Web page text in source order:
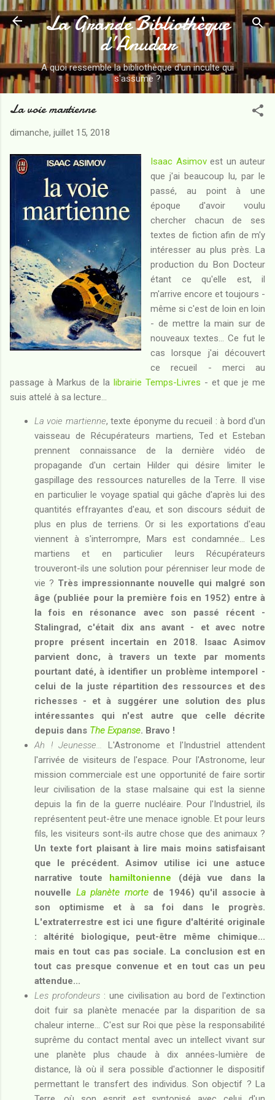
Accéder au contenu principal
La Grande Bibliothèque
d’Anudar
A quoi ressemble la bibliothèque d'un inculte qui
s'assume ?
La voie martienne
dimanche, juillet 15, 2018
Isaac Asimovest un auteur
que j'ai beaucoup lu, par le
passé, au point à une
époque d'avoir voulu
chercher chacun de ses
textes de fiction afin de m'y
intéresser au plus près. La
production du Bon Docteur
étant ce qu'elle est, il
m'arrive encore et toujours -
même si c'est de loin en loin
- de mettre la main sur de
nouveaux textes... Ce fut le
cas lorsque j'ai découvert
ce recueil - merci au
passage à Markus de la librairie Temps-Livres - et que je me
suis attelé à sa lecture...
La voie martienne, texte éponyme du recueil : à bord d'un
vaisseau de Récupérateurs martiens, Ted et Esteban
prennent connaissance de la dernière vidéo de
propagande d'un certain Hilder qui désire limiter le
gaspillage des ressources naturelles de la Terre. Il vise
en particulier le voyage spatial qui gâche d'après lui des
quantités effrayantes d'eau, et son discours séduit de
plus en plus de terriens. Or si les exportations d'eau
viennent à s'interrompre, Mars est condamnée... Les
martiens et en particulier leurs Récupérateurs
trouveront-ils une solution pour pérenniser leur mode de
vie ? Très impressionnante nouvelle qui malgré son
âge (publiée pour la première fois en 1952) entre à
la fois en résonance avec son passé récent -
Stalingrad, c'était dix ans avant - et avec notre
propre présent incertain en 2018. Isaac Asimov
parvient donc, à travers un texte par moments
pourtant daté, à identifier un problème intemporel -
celui de la juste répartition des ressources et des
richesses - et à suggérer une solution des plus
intéressantes qui n'est autre que celle décrite
depuis dans The Expanse. Bravo !
Ah ! Jeunesse...
L'Astronome et l'Industriel attendent
l'arrivée de visiteurs de l'espace. Pour l'Astronome, leur
mission commerciale est une opportunité de faire sortir
leur civilisation de la stase malsaine qui est la sienne
depuis la fin de la guerre nucléaire. Pour l'Industriel, ils
représentent peut-être une menace ignoble. Et pour leurs
fils, les visiteurs sont-ils autre chose que des animaux ?
Un texte fort plaisant à lire mais moins satisfaisant
que le précédent. Asimov utilise ici une astuce
narrative toute hamiltonienne (déjà vue dans la
nouvelle La planète mortede 1946) qu'il associe à
son optimisme et à sa foi dans le progrès.
L'extraterrestre est ici une figure d'altérité originale
: altérité biologique, peut-être même chimique...
mais en tout cas pas sociale. La conclusion est en
tout cas presque convenue et en tout cas un peu
attendue...
Les profondeurs : une civilisation au bord de l'extinction
doit fuir sa planète menacée par la disparition de sa
chaleur interne... C'est sur Roi que pèse la responsabilité
suprême du contact mental avec un intellect vivant sur
une planète plus chaude à dix années-lumière de
distance, là où il sera possible d'actionner le dispositif
permettant le transfert des individus. Son objectif ? La